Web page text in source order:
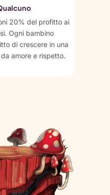
20% del profitto ai
Ogni bambino
di crescere in una
amore e rispetto.